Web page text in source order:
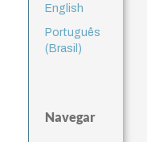
English
Português
(Brasil)
Navegar